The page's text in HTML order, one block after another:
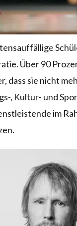
Über 90
dass sie nicht
, Kultur- und
im